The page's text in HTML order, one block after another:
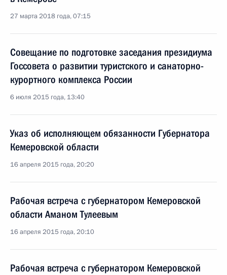
27 марта 2018 года, 07:15
Совещание по подготовке заседания президиума
Госсовета о развитии туристского и санаторно-
курортного комплекса России
6 июля 2015 года, 13:40
Указ об исполняющем обязанности Губернатора
Кемеровской области
16 апреля 2015 года, 20:20
Рабочая встреча с губернатором Кемеровской
области Аманом Тулеевым
16 апреля 2015 года, 20:10
Рабочая встреча с губернатором Кемеровской